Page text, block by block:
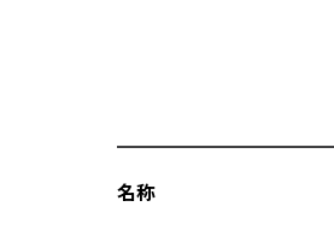
名称